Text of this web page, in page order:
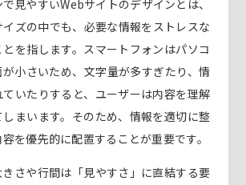
見やすいWebサイトのデザインとは、
ズの中でも、必要な情報をストレスな
とを指します。スマートフォンはパソコ
小さいため、文字量が多すぎたり、情
いたりすると、ユーザーは内容を理解
まいます。そのため、情報を適切に整
を優先的に配置することが重要です。
きさや行間は「見やすさ」に直結する要